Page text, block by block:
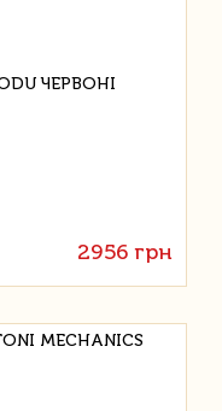
2956 грн
MECHANICS